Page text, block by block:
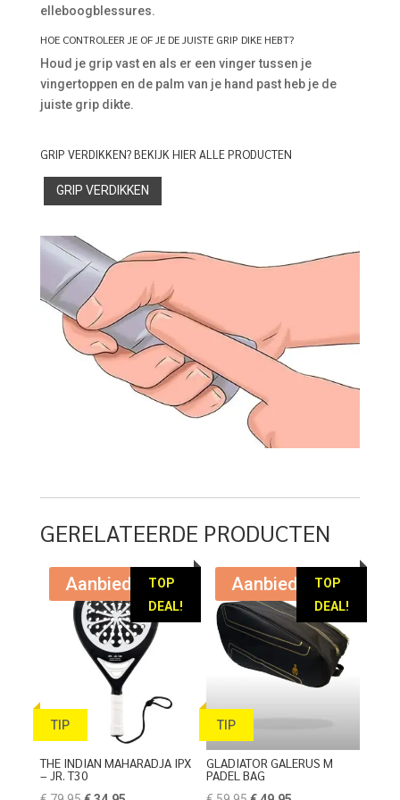
elleboogblessures.
HOE CONTROLEER JE OF JE DE JUISTE GRIP DIKE HEBT?
Houd je grip vast en als er een vinger tussen je
vingertoppen en de palm van je hand past heb je de
juiste grip dikte.
GRIP VERDIKKEN? BEKIJK HIER ALLE PRODUCTEN
GRIP VERDIKKEN
GERELATEERDE PRODUCTEN
TOP
DEAL!
TIP
Aanbieding!
THE INDIAN MAHARADJA IPX
– JR. T30
TOP
DEAL!
TIP
Aanbieding!
GLADIATOR GALERUS M
PADEL BAG